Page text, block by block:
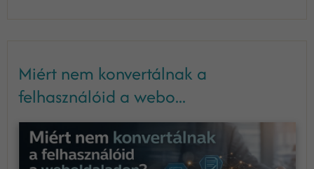
Miért nem konvertálnak a
felhasználóid a webo...